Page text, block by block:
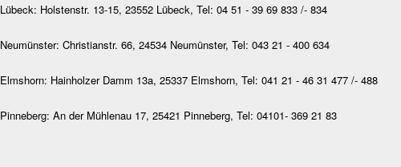
Lübeck: Holstenstr. 13-15, 23552 Lübeck, Tel: 04 51 - 39 69 833 /- 834
Neumünster: Christianstr. 66, 24534 Neumünster, Tel: 043 21 - 400 634
Elmshorn: Hainholzer Damm 13a, 25337 Elmshorn, Tel: 041 21 - 46 31 477 /- 488
Pinneberg: An der Mühlenau 17, 25421 Pinneberg, Tel: 04101- 369 21 83